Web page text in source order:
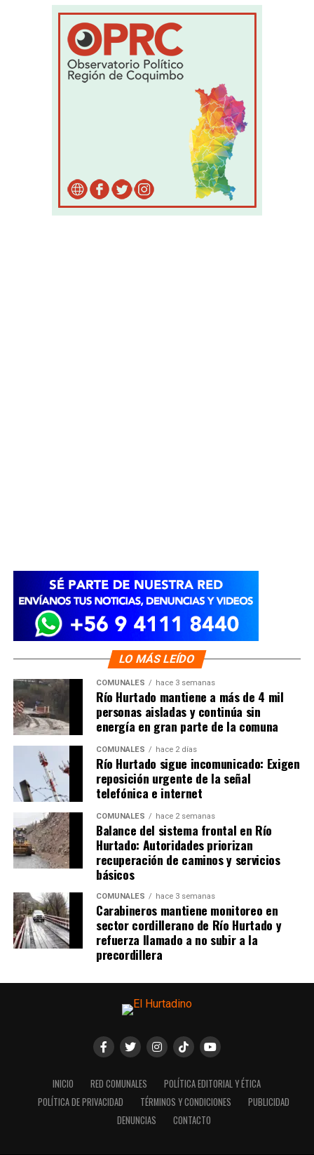
LO MÁS LEÍDO
COMUNALES hace 3 semanas
Río Hurtado mantiene a más de 4 mil
personas aisladas y continúa sin
energía en gran parte de la comuna
COMUNALES hace 2 días
Río Hurtado sigue incomunicado: Exigen
reposición urgente de la señal
telefónica e internet
COMUNALES hace 2 semanas
Balance del sistema frontal en Río
Hurtado: Autoridades priorizan
recuperación de caminos y servicios
básicos
COMUNALES hace 3 semanas
Carabineros mantiene monitoreo en
sector cordillerano de Río Hurtado y
refuerza llamado a no subir a la
precordillera
INICIO RED COMUNALES
POLÍTICA EDITORIAL Y ÉTICA
POLÍTICA DE PRIVACIDAD
TÉRMINOS Y CONDICIONES
PUBLICIDAD
DENUNCIAS
CONTACTO